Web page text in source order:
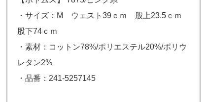
・サイズ：M ウェスト39ｃｍ 股上23.5ｃｍ
股下74ｃｍ
・素材：コットン78%/ポリエステル20%/ポリウ
レタン2%
・品番：241-5257145